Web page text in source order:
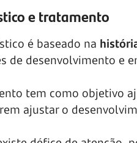
e tratamento
é baseado na
de desenvolvimento e
tem como objetivo
ajustar o